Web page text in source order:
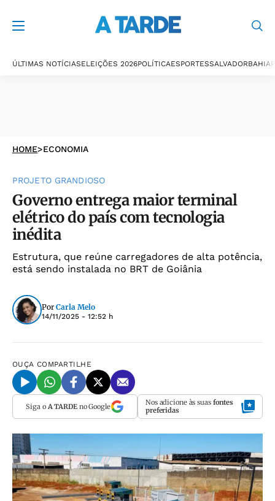
ÚLTIMAS NOTÍCIASELEIÇÕES 2026POLÍTICAESPORTESSALVADORBAHIA
HOME>ECONOMIA
PROJETO GRANDIOSO
Governo entrega maior terminal
elétrico do país com tecnologia
inédita
Estrutura, que reúne carregadores de alta potência,
está sendo instalada no BRT de Goiânia
Por Carla Melo
14/11/2025 - 12:52 h
OUÇA COMPARTILHE
Siga o A TARDEno Google Nos adicione às suas fontes
preferidas